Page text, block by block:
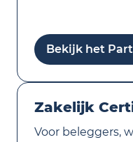
Bekijk het
Zakelijk
Voor beleggers,